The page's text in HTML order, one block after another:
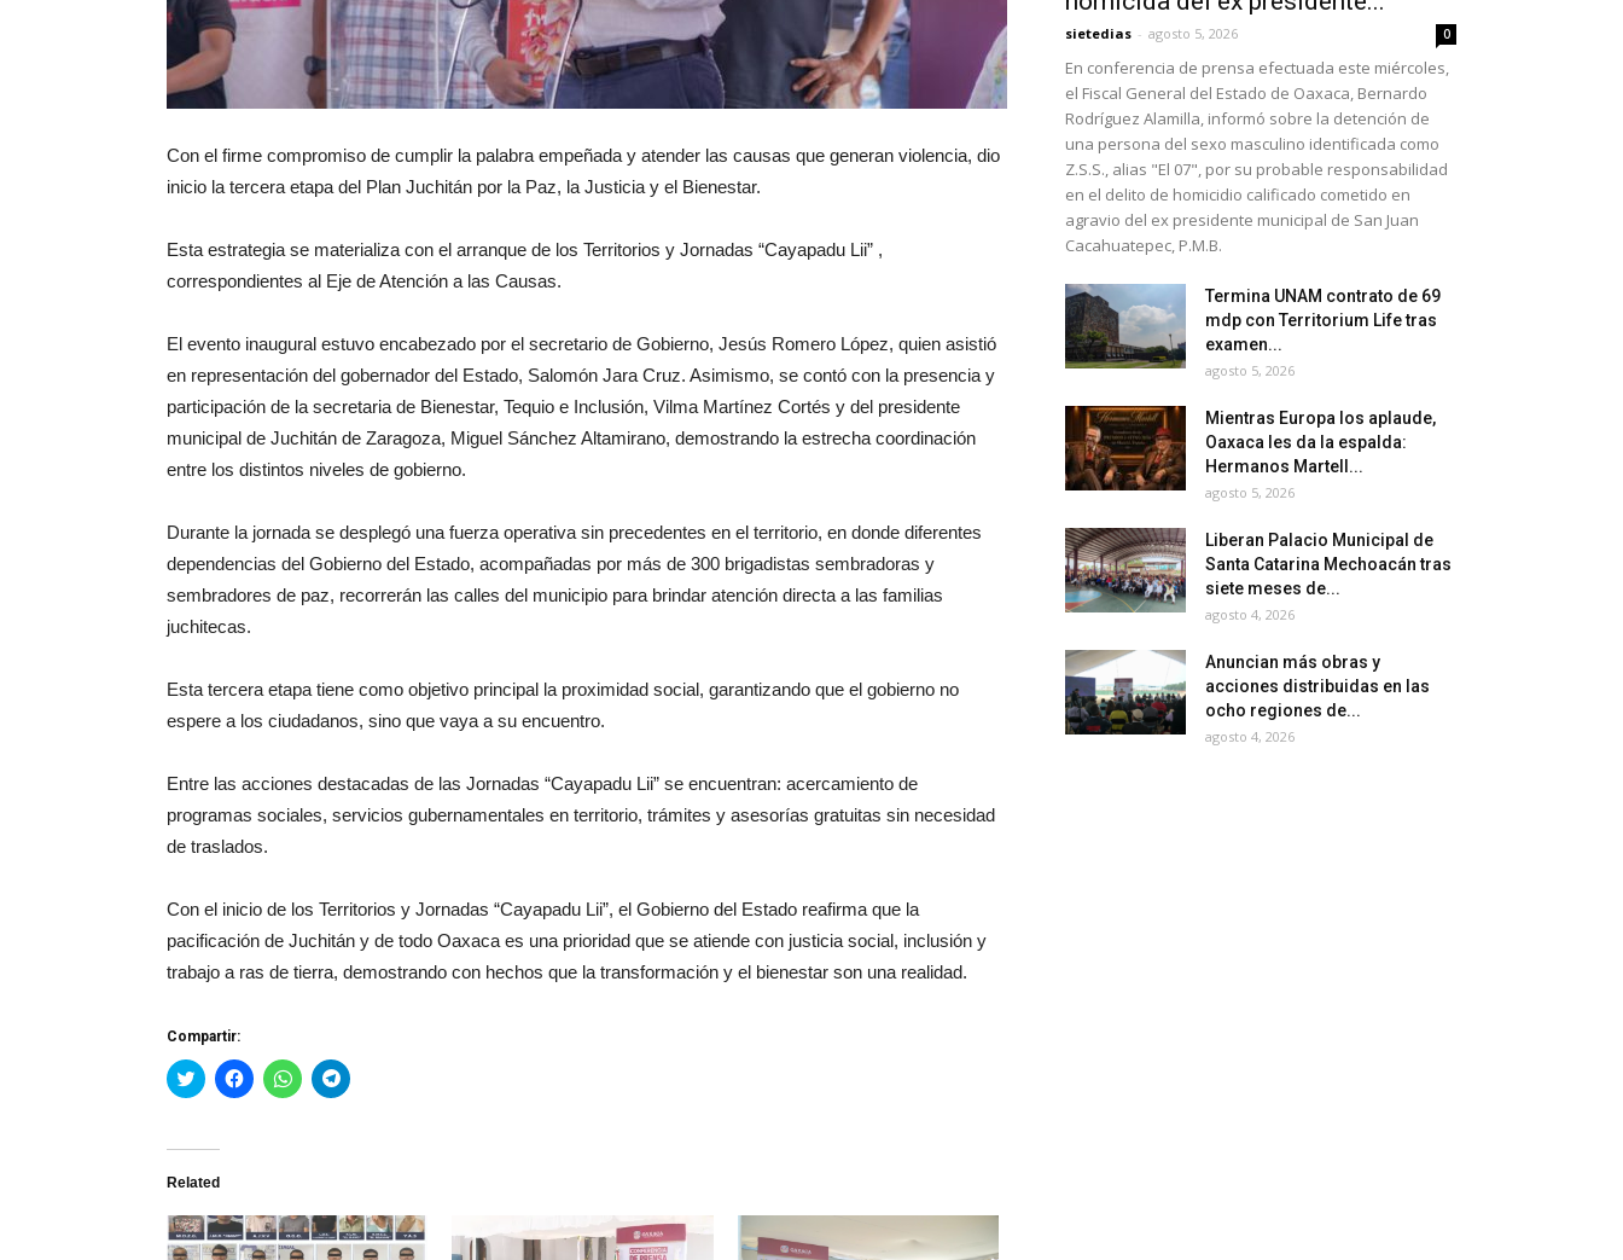
Con el firme compromiso de cumplir la palabra empeñada y atender las causas que generan violencia, dio
inicio la tercera etapa del Plan Juchitán por la Paz, la Justicia y el Bienestar.
Esta estrategia se materializa con el arranque de los Territorios y Jornadas “Cayapadu Lii” ,
correspondientes al Eje de Atención a las Causas.
El evento inaugural estuvo encabezado por el secretario de Gobierno, Jesús Romero López, quien asistió
en representación del gobernador del Estado, Salomón Jara Cruz. Asimismo, se contó con la presencia y
participación de la secretaria de Bienestar, Tequio e Inclusión, Vilma Martínez Cortés y del presidente
municipal de Juchitán de Zaragoza, Miguel Sánchez Altamirano, demostrando la estrecha coordinación
entre los distintos niveles de gobierno.
Durante la jornada se desplegó una fuerza operativa sin precedentes en el territorio, en donde diferentes
dependencias del Gobierno del Estado, acompañadas por más de 300 brigadistas sembradoras y
sembradores de paz, recorrerán las calles del municipio para brindar atención directa a las familias
juchitecas.
Esta tercera etapa tiene como objetivo principal la proximidad social, garantizando que el gobierno no
espere a los ciudadanos, sino que vaya a su encuentro.
Entre las acciones destacadas de las Jornadas “Cayapadu Lii” se encuentran: acercamiento de
programas sociales, servicios gubernamentales en territorio, trámites y asesorías gratuitas sin necesidad
de traslados.
Con el inicio de los Territorios y Jornadas “Cayapadu Lii”, el Gobierno del Estado reafirma que la
pacificación de Juchitán y de todo Oaxaca es una prioridad que se atiende con justicia social, inclusión y
trabajo a ras de tierra, demostrando con hechos que la transformación y el bienestar son una realidad.
Compartir:
Haz
clic
Twitter
abre
una
ventana
nueva)
Haz
clic
una
ventana
nueva)
Haz
clic
una
ventana
nueva)
Haz
clic
una
ventana
nueva)
Related
sietedias - agosto 5, 2026 0
En conferencia de prensa efectuada este miércoles,
el Fiscal General del Estado de Oaxaca, Bernardo
Rodríguez Alamilla, informó sobre la detención de
una persona del sexo masculino identificada como
Z.S.S., alias "El 07", por su probable responsabilidad
en el delito de homicidio calificado cometido en
agravio del ex presidente municipal de San Juan
Cacahuatepec, P.M.B.
Termina UNAM contrato de 69
mdp con Territorium Life tras
examen...
agosto 5, 2026
Mientras Europa los aplaude,
Oaxaca les da la espalda:
Hermanos Martell...
agosto 5, 2026
Liberan Palacio Municipal de
Santa Catarina Mechoacán tras
siete meses de...
agosto 4, 2026
Anuncian más obras y
acciones distribuidas en las
ocho regiones de...
agosto 4, 2026